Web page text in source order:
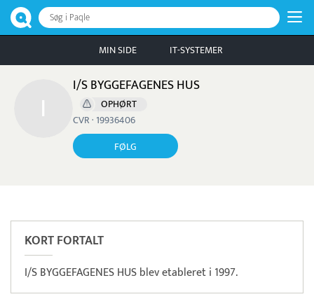
Søg i Paqle
MIN SIDE IT-SYSTEMER
I/S BYGGEFAGENES HUS
OPHØRT
CVR · 19936406
FØLG
KORT FORTALT
I/S BYGGEFAGENES HUS blev etableret i 1997.